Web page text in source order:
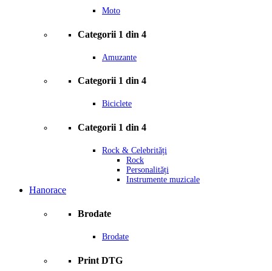
Moto
Categorii 1 din 4
Amuzante
Categorii 1 din 4
Biciclete
Categorii 1 din 4
Rock & Celebrități
Rock
Personalități
Instrumente muzicale
Hanorace
Brodate
Brodate
Print DTG